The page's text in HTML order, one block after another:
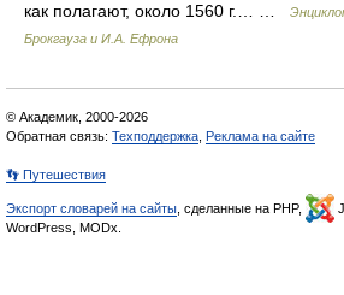
как полагают, около 1560 г.… …
Брокгауза и И.А. Ефрона
© Академик, 2000-2026
Обратная связь: Техподдержка Реклама на сайте
👣 Путешествия
Экспорт словарей на сайты , сделанные на PHP,
WordPress, MODx.